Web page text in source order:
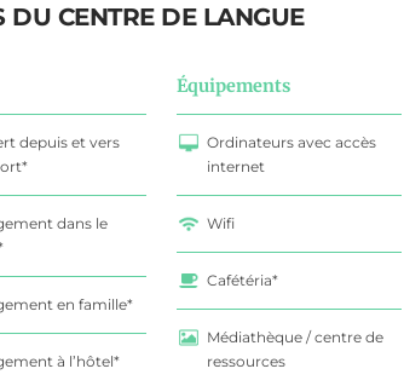
DU CENTRE DE LANGUE
depuis et vers
dans le
en famille*
à l’hôtel*
Équipements
Ordinateurs avec accès
internet
Wifi
Cafétéria*
Médiathèque / centre de
ressources